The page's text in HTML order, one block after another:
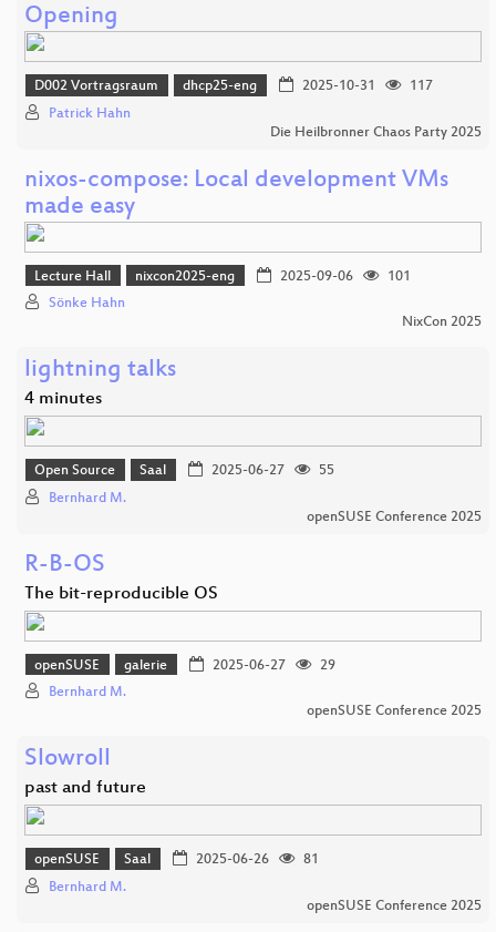
Opening
D002 Vortragsraum dhcp25-eng 2025-10-31
117
Patrick Hahn
Die Heilbronner Chaos Party 2025
nixos-compose: Local development VMs
made easy
Lecture Hall nixcon2025-eng 2025-09-06
101
Sönke Hahn
NixCon 2025
lightning talks
4 minutes
Open Source Saal 2025-06-27
55
Bernhard M.
openSUSE Conference 2025
R-B-OS
The bit-reproducible OS
openSUSE galerie 2025-06-27
29
Bernhard M.
openSUSE Conference 2025
Slowroll
past and future
openSUSE Saal 2025-06-26
81
Bernhard M.
openSUSE Conference 2025